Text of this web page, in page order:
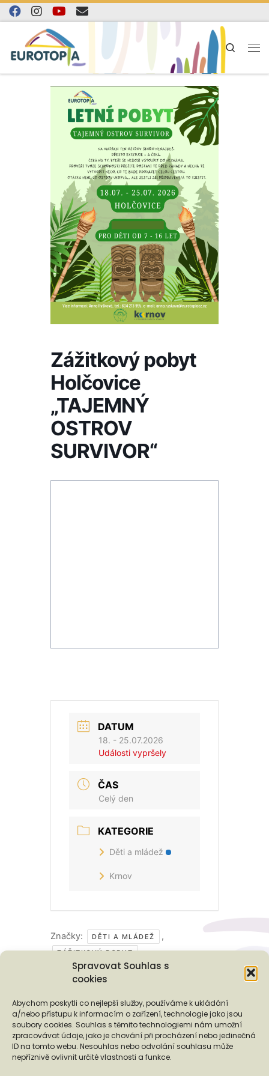
Spravovat Souhlas s
cookies
Abychom poskytli co nejlepší služby, používáme k ukládání
a/nebo přístupu k informacím o zařízení, technologie jako jsou
soubory cookies. Souhlas s těmito technologiemi nám umožní
zpracovávat údaje, jako je chování při procházení nebo jedinečná
ID na tomto webu. Nesouhlas nebo odvolání souhlasu může
nepříznivě ovlivnit určité vlastnosti a funkce.
Skip to content
Search
Zážitkový pobyt
Holčovice
„TAJEMNÝ
OSTROV
SURVIVOR“
DATUM
18. - 25.07.2026
Události vypršely
ČAS
Celý den
KATEGORIE
Děti a mládež
Krnov
Značky: DĚTI A MLÁDEŽ ,
ZÁŽITKOVÝ POBYT
Podporují nás...